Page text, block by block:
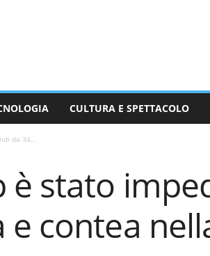
CULTURA E SPETTACOLO
da 34...
è stato
contea